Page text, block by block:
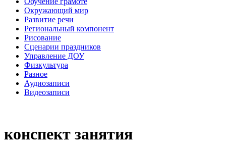
Окружающий мир
Развитие речи
Региональный компонент
Рисование
Сценарии праздников
Управление ДОУ
Физкультура
Разное
Аудиозаписи
Видеозаписи
конспект занятия